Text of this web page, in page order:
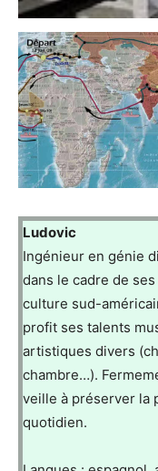
Ludovic
Ingénieur en génie
dans le cadre de
culture sud-
profit ses talents
artistiques divers
chambre…).
veille à préserver la
quotidien.